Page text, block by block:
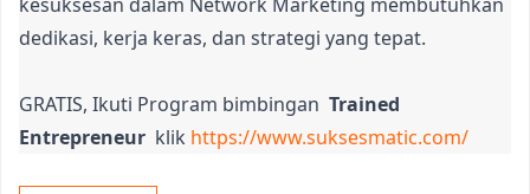
dedikasi, kerja keras, dan strategi yang tepat.
GRATIS, Ikuti Program bimbingan Trained
Entrepreneur klik https://www.suksesmatic.com/